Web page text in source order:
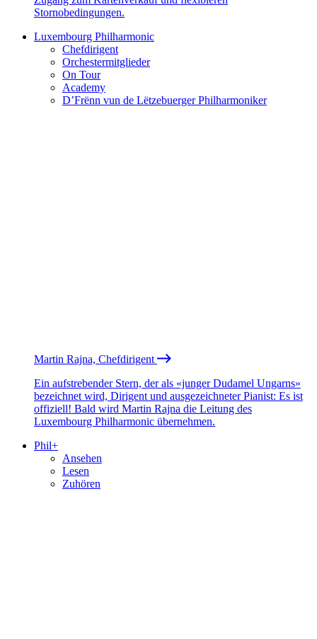
Stornobedingungen.
Luxembourg Philharmonic
Chefdirigent
Orchestermitglieder
On Tour
Academy
D’Frënn vun de Lëtzebuerger Philharmoniker
Martin Rajna, Chefdirigent
Ein aufstrebender Stern, der als «junger Dudamel Ungarns»
bezeichnet wird, Dirigent und ausgezeichneter Pianist: Es ist
offiziell! Bald wird Martin Rajna die Leitung des
Luxembourg Philharmonic übernehmen.
Phil+
Ansehen
Lesen
Zuhören